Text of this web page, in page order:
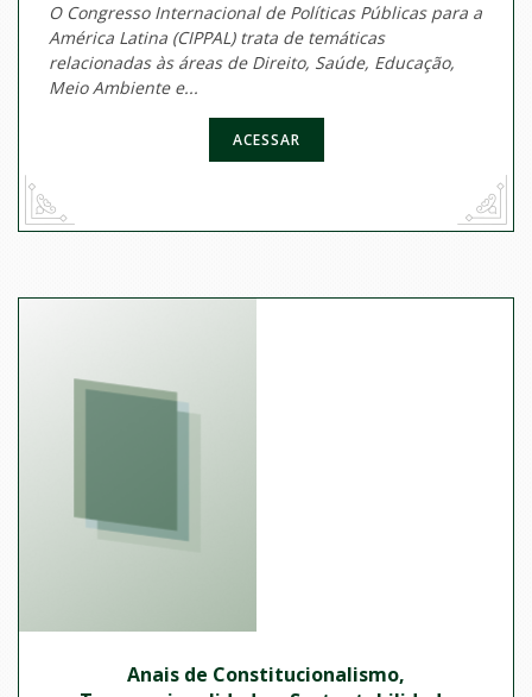
O Congresso Internacional de Políticas Públicas para a
América Latina (CIPPAL) trata de temáticas
relacionadas às áreas de Direito, Saúde, Educação,
Meio Ambiente e...
ACESSAR
Anais de Constitucionalismo,